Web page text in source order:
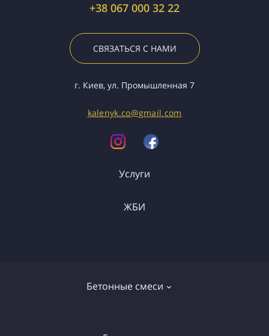
+38 067 000 32 22
СВЯЗАТЬСЯ С НАМИ
г. Киев, ул. Промышленная 7
kalenyk.co@gmail.com
Бетонные смеси
Услуги
Грузоперевозки
ЖБИ
Лестницы
Элементы ограждений